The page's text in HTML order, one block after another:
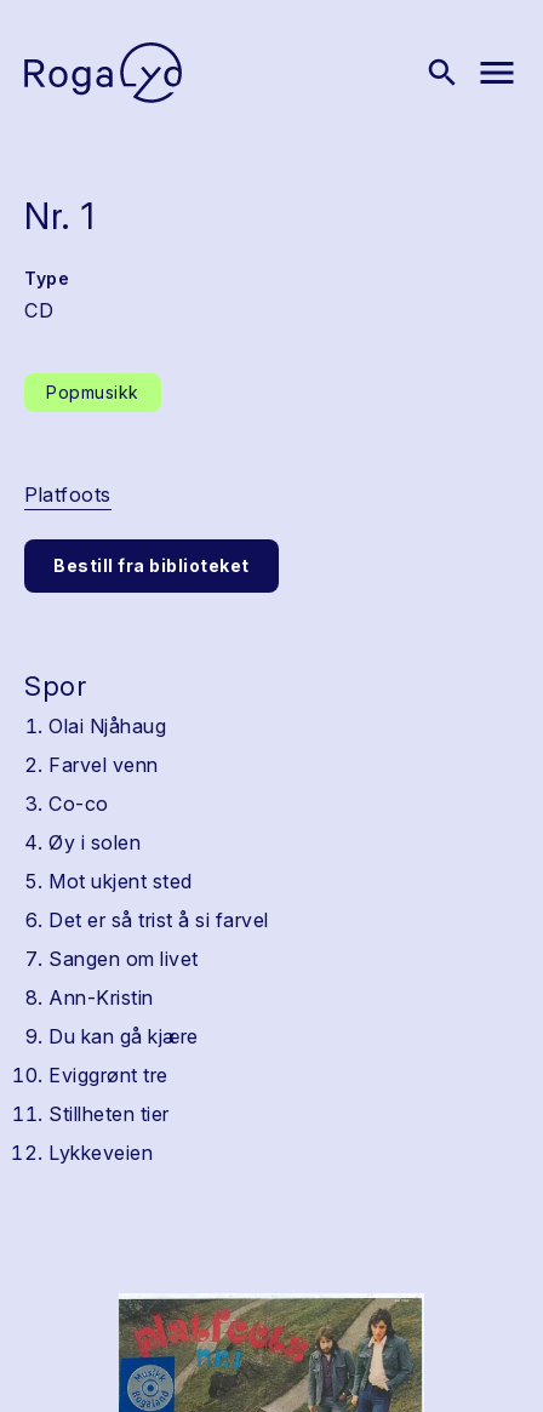
search menu
Nr. 1
Type
CD
Popmusikk
Platfoots
Bestill fra biblioteket
Spor
Olai Njåhaug
Farvel venn
Co-co
Øy i solen
Mot ukjent sted
Det er så trist å si farvel
Sangen om livet
Ann-Kristin
Du kan gå kjære
Eviggrønt tre
Stillheten tier
Lykkeveien